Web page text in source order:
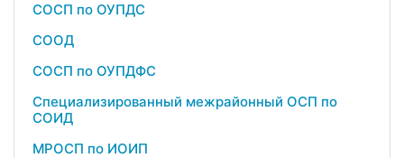
СОСП по ОУПДС
СООД
СОСП по ОУПДФС
Специализированный межрайонный ОСП по
СОИД
МРОСП по ИОИП